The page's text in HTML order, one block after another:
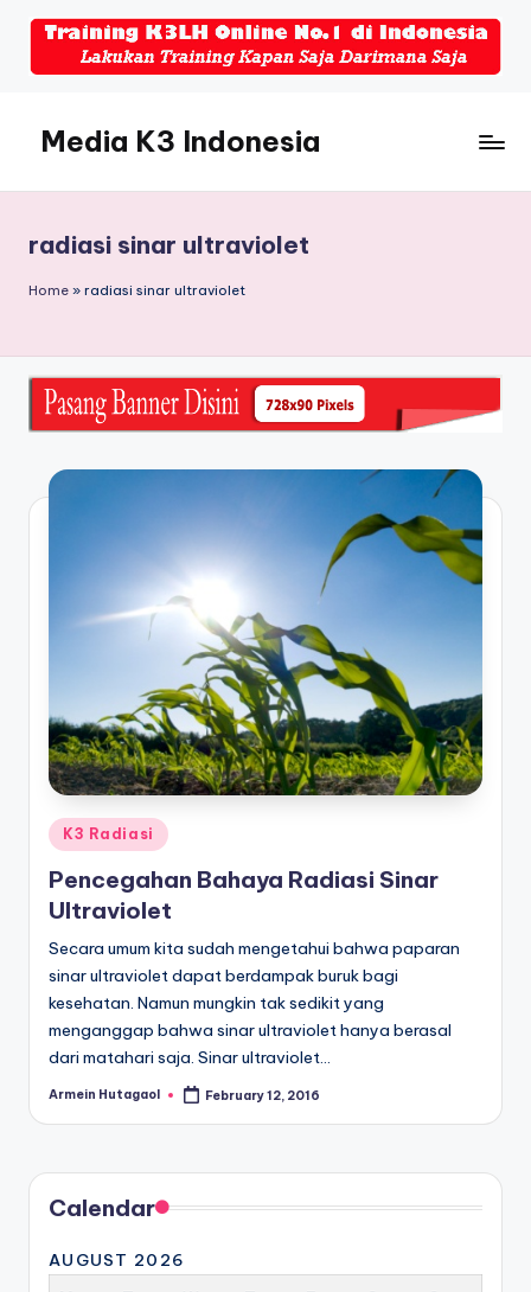
Media K3 Indonesia
Seputar
Dunia
K3LH
radiasi sinar ultraviolet
Home » radiasi sinar ultraviolet
Posted
in
K3 Radiasi
Pencegahan Bahaya Radiasi Sinar
Ultraviolet
Secara umum kita sudah mengetahui bahwa paparan
sinar ultraviolet dapat berdampak buruk bagi
kesehatan. Namun mungkin tak sedikit yang
menganggap bahwa sinar ultraviolet hanya berasal
dari matahari saja. Sinar ultraviolet…
Posted
Armein Hutagaol February 12, 2016
Calendar
AUGUST 2026